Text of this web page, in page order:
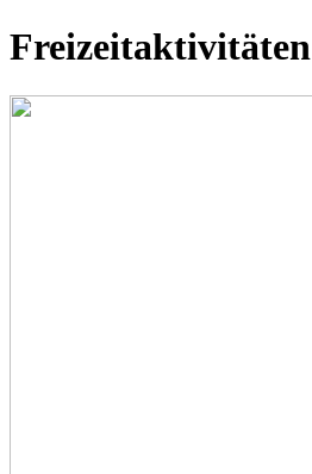
Freizeitaktivitäten